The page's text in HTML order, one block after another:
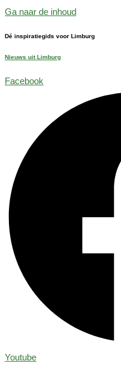
Ga naar de inhoud
Dé inspiratiegids voor Limburg
Nieuws uit Limburg
Facebook
Youtube